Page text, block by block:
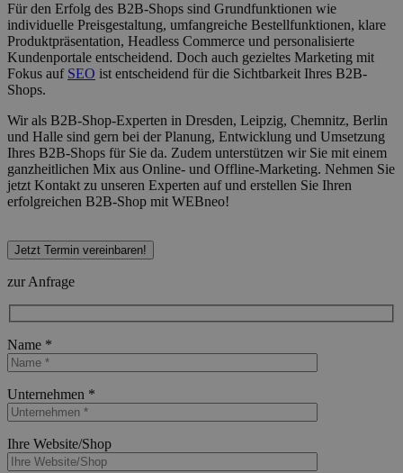
Für den Erfolg des B2B-Shops sind Grundfunktionen wie
individuelle Preisgestaltung, umfangreiche Bestellfunktionen, klare
Produktpräsentation, Headless Commerce und personalisierte
Kundenportale entscheidend. Doch auch gezieltes Marketing mit
Fokus auf SEO ist entscheidend für die Sichtbarkeit Ihres B2B-
Shops.
Wir als B2B-Shop-Experten in Dresden, Leipzig, Chemnitz, Berlin
und Halle sind gern bei der Planung, Entwicklung und Umsetzung
Ihres B2B-Shops für Sie da. Zudem unterstützen wir Sie mit einem
ganzheitlichen Mix aus Online- und Offline-Marketing. Nehmen Sie
jetzt Kontakt zu unseren Experten auf und erstellen Sie Ihren
erfolgreichen B2B-Shop mit WEBneo!
Jetzt Termin vereinbaren!
zur Anfrage
Name *
Unternehmen *
Ihre Website/Shop